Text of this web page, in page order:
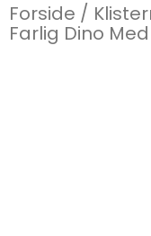
Forside /
Farlig Dino